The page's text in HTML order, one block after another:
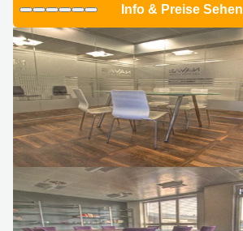
Info & Preise Sehen